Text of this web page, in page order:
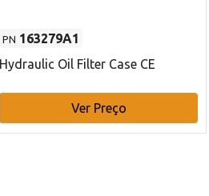
PN 163279A1
Hydraulic Oil Filter Case CE
Ver Preço